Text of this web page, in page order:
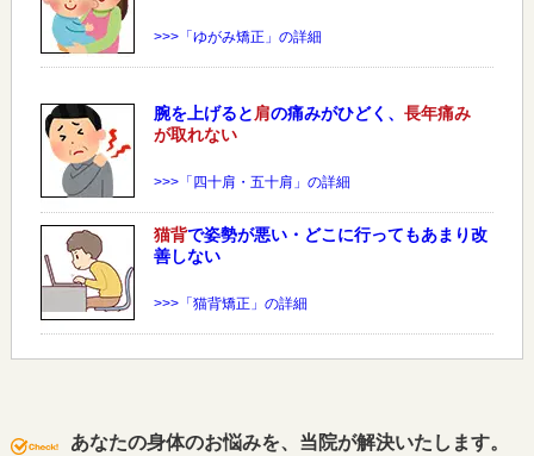
>>>「ゆがみ矯正」の詳細
腕を上げると 肩の痛みがひどく、 長年痛み
が取れない
>>>「四十肩・五十肩」の詳細
猫背で姿勢が悪い・どこに行ってもあまり改
善しない
>>>「猫背矯正」の詳細
あなたの身体のお悩みを、当院が解決いたします。